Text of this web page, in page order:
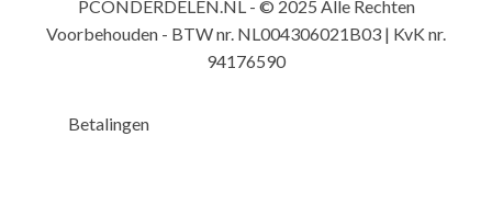
PCONDERDELEN.NL - © 2025 Alle Rechten
Voorbehouden - BTW nr. NL004306021B03 | KvK nr.
94176590
Betalingen